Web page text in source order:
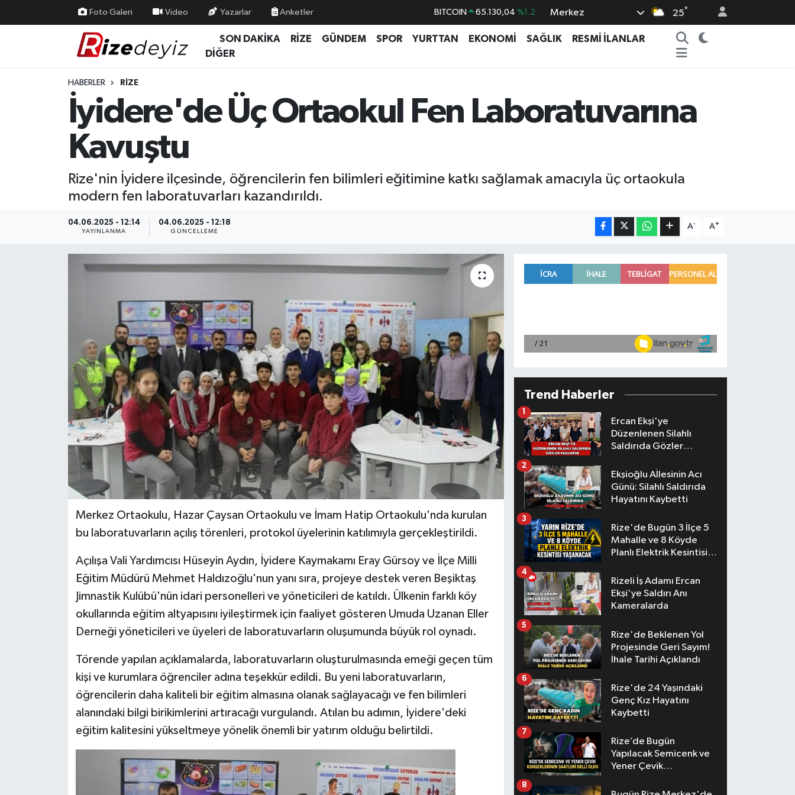
Foto Galeri Video Yazarlar Anketler BITCOIN 65.130,04 %1.2
%0.17
BİST100 13.773 %-19
Merkez 25°
SON DAKİKA RİZE GÜNDEM SPOR YURTTAN EKONOMİ SAĞLIK
RESMİ İLANLAR
DİĞER
HABERLER RIZE
İyidere'de Üç Ortaokul Fen Laboratuvarına
Kavuştu
Rize'nin İyidere ilçesinde, öğrencilerin fen bilimleri eğitimine katkı sağlamak amacıyla üç ortaokula
modern fen laboratuvarları kazandırıldı.
04.06.2025 - 12:14
YAYINLANMA
04.06.2025 - 12:18
GÜNCELLEME
A- A+
Merkez Ortaokulu, Hazar Çaysan Ortaokulu ve İmam Hatip Ortaokulu'nda kurulan
bu laboratuvarların açılış törenleri, protokol üyelerinin katılımıyla gerçekleştirildi.
Açılışa Vali Yardımcısı Hüseyin Aydın, İyidere Kaymakamı Eray Gürsoy ve İlçe Milli
Eğitim Müdürü Mehmet Haldızoğlu'nun yanı sıra, projeye destek veren Beşiktaş
Jimnastik Kulübü'nün idari personelleri ve yöneticileri de katıldı. Ülkenin farklı köy
okullarında eğitim altyapısını iyileştirmek için faaliyet gösteren Umuda Uzanan Eller
Derneği yöneticileri ve üyeleri de laboratuvarların oluşumunda büyük rol oynadı.
Törende yapılan açıklamalarda, laboratuvarların oluşturulmasında emeği geçen tüm
kişi ve kurumlara öğrenciler adına teşekkür edildi. Bu yeni laboratuvarların,
öğrencilerin daha kaliteli bir eğitim almasına olanak sağlayacağı ve fen bilimleri
alanındaki bilgi birikimlerini artıracağı vurgulandı. Atılan bu adımın, İyidere'deki
eğitim kalitesini yükseltmeye yönelik önemli bir yatırım olduğu belirtildi.
Trend Haberler
Ercan Ekşi'ye
Düzenlenen Silahlı
Saldırıda Gözler
1
Ekşioğlu Aİlesinin Acı
Günü: Silahlı Saldırıda
Hayatını Kaybetti
2
Rize'de Bugün 3 İlçe 5
Mahalle ve 8 Köyde
Planlı Elektrik Kesintisi
3
Rizeli İş Adamı Ercan
Ekşi'ye Saldırı Anı
Kameralarda
4
Rize'de Beklenen Yol
Projesinde Geri Sayım!
İhale Tarihi Açıklandı
5
Rize'de 24 Yaşındaki
Genç Kız Hayatını
Kaybetti
6
Rize’de Bugün
Yapılacak Semicenk ve
Yener Çevik
Belli Oldu
7
8
Yurttan Haberler
Ekonomi
Rize Nöbetçi Eczaneler
Rize Trafik Yoğunluk Haritası
Süper Lig Puan Durumu ve Fikstür
Son Dakika Haberleri
Haber Arşivi